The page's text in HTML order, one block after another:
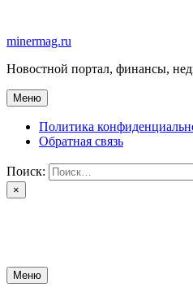
содержимому
minermag.ru
Новостной портал, финансы,
Меню
Политика
Обратная связь
Поиск:
×
Меню